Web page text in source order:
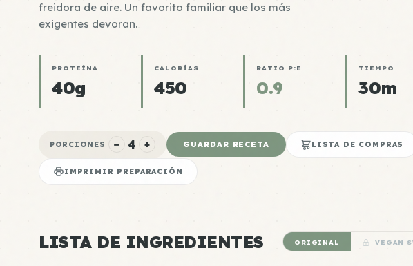
freidora de aire. Un favorito familiar que los más
exigentes devoran.
PROTEÍNA
40g
CALORÍAS
450
RATIO P:E
0.9
TIEMPO
30m
PORCIONES − 4 + GUARDAR RECETA LISTA DE COMPRAS
IMPRIMIR PREPARACIÓN
LISTA DE INGREDIENTES ORIGINAL VEGAN